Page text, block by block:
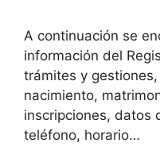
A continuación se
información del
trámites y
nacimiento,
inscripciones, datos
teléfono, horario…